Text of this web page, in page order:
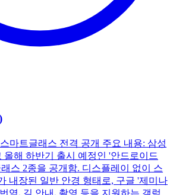
마트글래스 전격 공개 주요 내용: 삼성
올해 하반기 출시 예정인 '안드로이드
스 2종을 공개함. 디스플레이 없이 스
내장된 일반 안경 형태로, 구글 '제미나
역, 길 안내, 촬영 등을 지원하는 갤럭